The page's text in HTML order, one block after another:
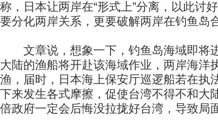
称，日本让两岸在“形式上”分离，以此讨
要分化两岸关系，更要破解两岸在钓鱼岛
文章说，想象一下，钓鱼岛海域即将
大陆的渔船将开赴该海域作业，两岸海洋
渔，届时，日本海上保安厅巡逻船若在执
下来发生各式摩擦，促使台湾不得不和大
倍政府一定会后悔没拉拢好台湾，导致局